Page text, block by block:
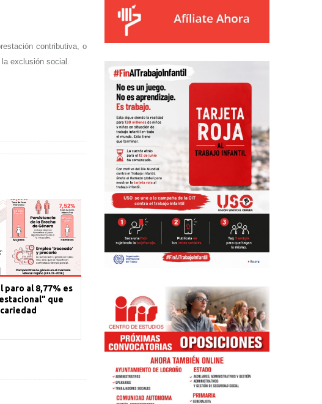
contributiva, o
exclusión social.
paro al 8,77% es
que